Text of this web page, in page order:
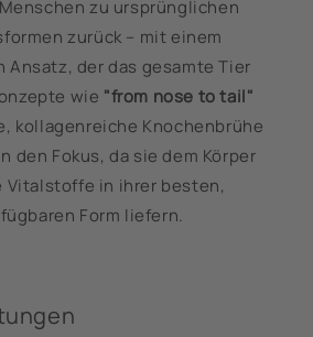
zu ursprünglichen
zurück – mit einem
der das gesamte Tier
wie "from nose to tail"
kollagenreiche Knochenbrühe
den Fokus, da sie dem Körper
Vitalstoffe in ihrer besten,
Form liefern.